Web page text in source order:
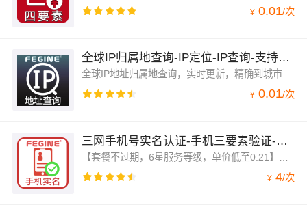
¥ 0.01/次
全球IP归属地查询-IP定位-IP查询-支持高并发-毫秒级-免费
全球IP地址归属地查询，实时更新，精确到城市，区县，支持高并发，平均延迟20ms，将IP信息转换为地理位置信息。包含IP地址最全，更新频率最快的IP地址定位工具。
¥ 0.01/次
三网手机号实名认证-手机三要素验证-手机实名认证
¥ 4/次